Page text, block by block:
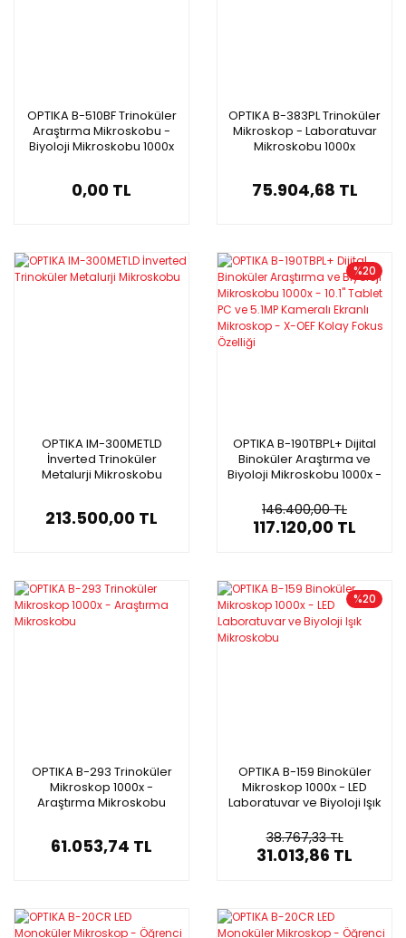
OPTIKA B-510BF Trinoküler
Araştırma Mikroskobu -
Biyoloji Mikroskobu 1000x
0,00 TL
OPTIKA B-383PL Trinoküler
Mikroskop - Laboratuvar
Mikroskobu 1000x
75.904,68 TL
OPTIKA IM-300METLD
İnverted Trinoküler
Metalurji Mikroskobu
213.500,00 TL
%20
OPTIKA B-190TBPL+ Dijital
Binoküler Araştırma ve
Biyoloji Mikroskobu 1000x -
Kameralı Ekranlı
Mikroskop - X-OEF Kolay
Fokus Özelliği
146.400,00 TL
117.120,00 TL
OPTIKA B-293 Trinoküler
Mikroskop 1000x -
Araştırma Mikroskobu
61.053,74 TL
%20
OPTIKA B-159 Binoküler
Mikroskop 1000x - LED
Laboratuvar ve Biyoloji Işık
38.767,33 TL
31.013,86 TL